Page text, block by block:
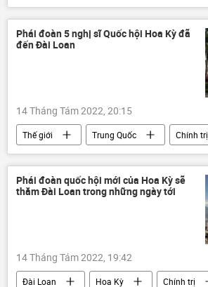
Bộ Công an Việt Nam
bị bắt
Phái đoàn 5 nghị sĩ Quốc hội Hoa Kỳ đã
đến Đài Loan
14 Tháng Tám 2022, 20:15
Thế giới Trung Quốc
Chính trị
Đài Loan
Hoa Kỳ xung đột
Phái đoàn quốc hội mới của Hoa Kỳ sẽ
thăm Đài Loan trong những ngày tới
14 Tháng Tám 2022, 19:42
Đài Loan Hoa Kỳ
Chính trị